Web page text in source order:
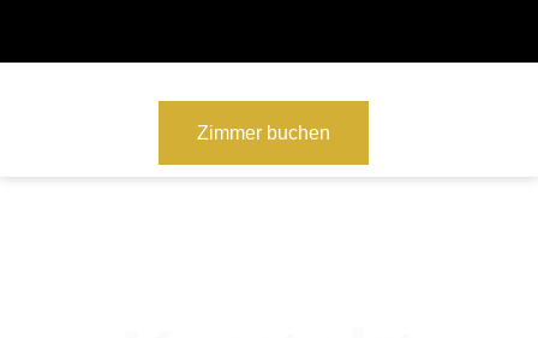
Zimmer buchen